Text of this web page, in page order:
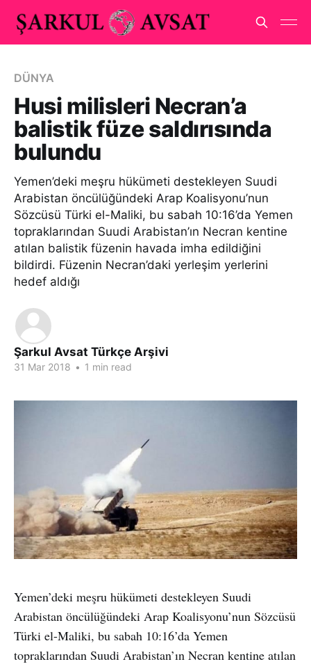
DÜNYA
Husi milisleri Necran’a
balistik füze saldırısında
bulundu
Yemen’deki meşru hükümeti destekleyen Suudi
Arabistan öncülüğündeki Arap Koalisyonu’nun
Sözcüsü Türki el-Maliki, bu sabah 10:16’da Yemen
topraklarından Suudi Arabistan’ın Necran kentine
atılan balistik füzenin havada imha edildiğini
bildirdi. Füzenin Necran’daki yerleşim yerlerini
hedef aldığı
Şarkul Avsat Türkçe Arşivi
31 Mar 2018 • 1 min read
Yemen’deki meşru hükümeti destekleyen Suudi
Arabistan öncülüğündeki Arap Koalisyonu’nun Sözcüsü
Türki el-Maliki, bu sabah 10:16’da Yemen
topraklarından Suudi Arabistan’ın Necran kentine atılan